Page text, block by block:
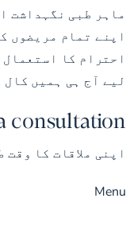
ماہر طبی نگہداشت
اپنے تمام مریضوں
احترام کا
لیے آج ہی ہمیں کال
consultation?
اپنی ملاقات کا وقت
Menu